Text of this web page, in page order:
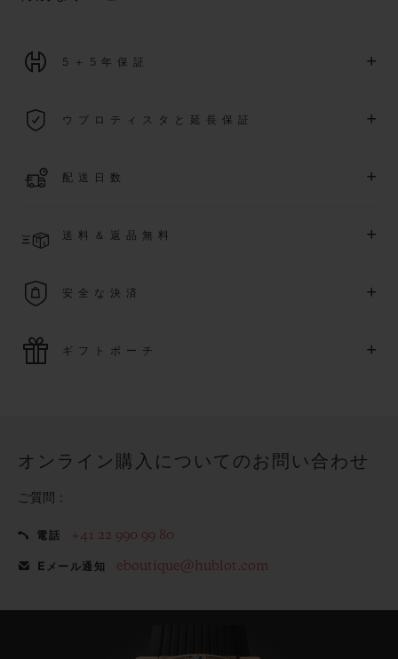
5＋5年保証 +
際保証が適用されます。
ウブロティスタと延長保証 +
月1 日以降に購入された時計を対象に、保証を
詳細を表示する
配送日数 +
より異なる場合がございます
送料＆返品無料 +
す
安全な決済 +
ご購入は迅速で安全に処理され、お客様の個人情報は確実に
ギフトポーチ +
オンライン購入についてのお問い合わせ
ご質問：
電話 +41 22 990 99 80
Eメール通知 eboutique@hublot.com